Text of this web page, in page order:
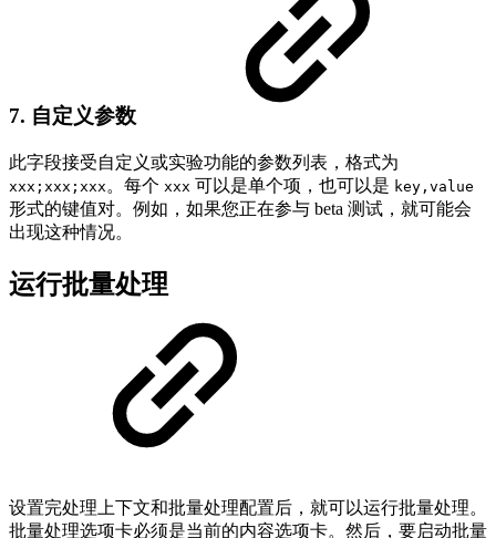
7. 自定义参数
此字段接受自定义或实验功能的参数列表，格式为
xxx;xxx;xxx 。每个 xxx 可以是单个项，也可以是 key,value
形式的键值对。例如，如果您正在参与 beta 测试，就可能会
出现这种情况。
运行批量处理
设置完处理上下文和批量处理配置后，就可以运行批量处理。
批量处理选项卡必须是当前的内容选项卡。然后，要启动批量